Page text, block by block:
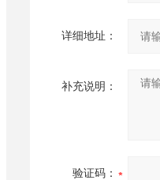
详细地址：
补充说明：
验证码：